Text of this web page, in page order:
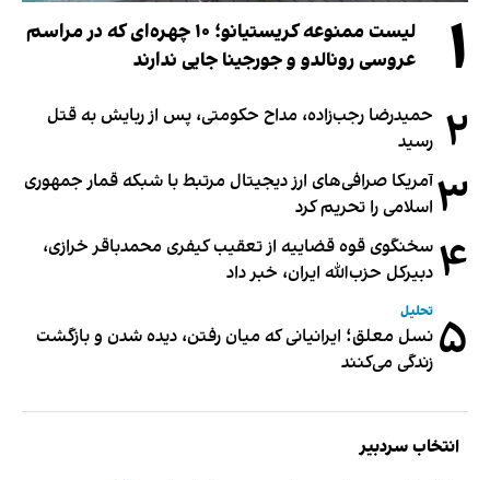
۱
لیست ممنوعه کریستیانو؛ ۱۰ چهره‌ای که در مراسم
عروسی رونالدو و جورجینا جایی ندارند
۲ حمیدرضا رجب‌زاده، مداح حکومتی، پس از ربایش به قتل
رسید
۳آمریکا صرافی‌های ارز دیجیتال مرتبط با شبکه قمار جمهوری
اسلامی را تحریم کرد
۴ سخنگوی قوه قضاییه از تعقیب کیفری محمدباقر خرازی،
دبیر‌کل حزب‌الله ایران، خبر داد
۵ تحلیل
نسل معلق؛ ایرانیانی که میان رفتن، دیده شدن و بازگشت
زندگی می‌کنند
انتخاب سردبیر